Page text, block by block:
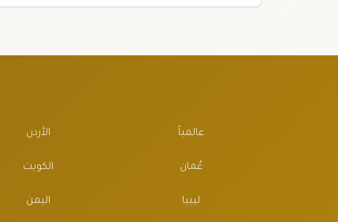
عالمياً الأردن
عُمان الكويت
ليبيا اليمن